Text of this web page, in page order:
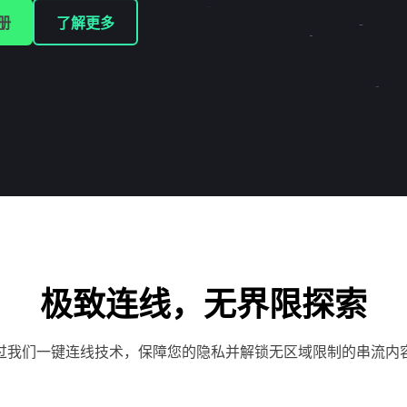
了解更多
极致连线，无界限探索
我们一键连线技术，保障您的隐私并解锁无区域限制的串流内